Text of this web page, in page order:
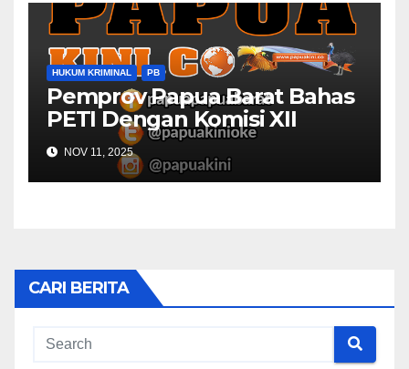
HUKUM KRIMINAL PB
Pemprov Papua Barat Bahas
PETI Dengan Komisi XII
NOV 11, 2025
CARI BERITA